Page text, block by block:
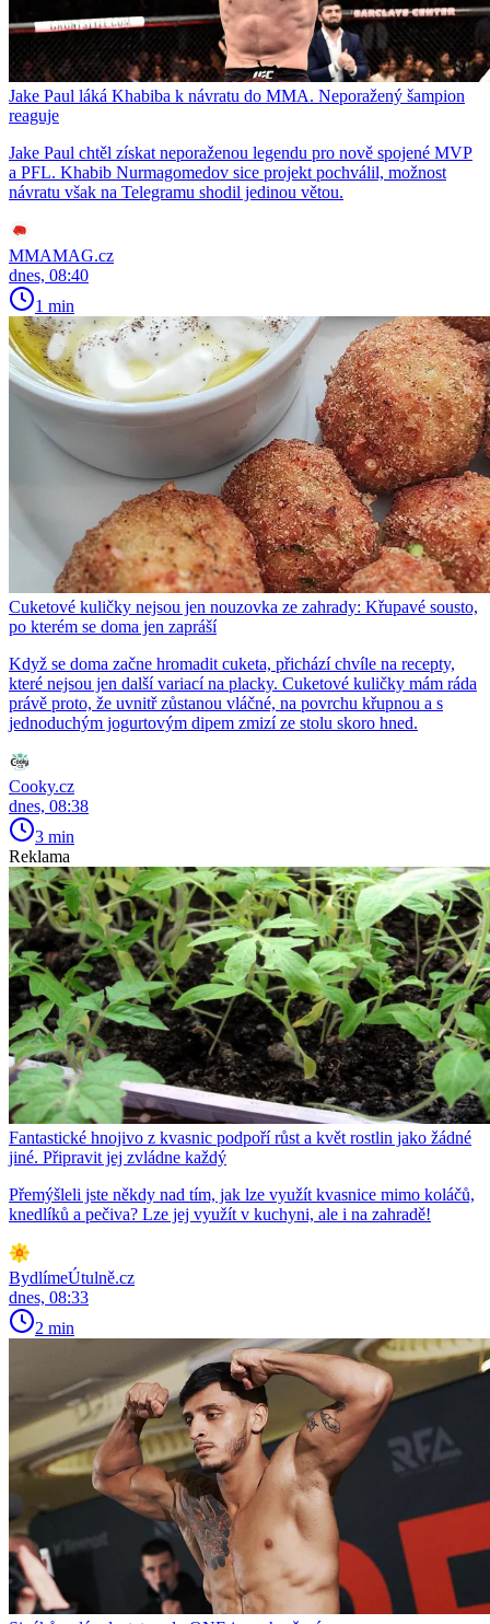
Jake Paul láká Khabiba k návratu do MMA. Neporažený šampion
reaguje
Jake Paul chtěl získat neporaženou legendu pro nově spojené MVP
a PFL. Khabib Nurmagomedov sice projekt pochválil, možnost
návratu však na Telegramu shodil jedinou větou.
MMAMAG.cz
dnes, 08:40
1 min
Cuketové kuličky nejsou jen nouzovka ze zahrady: Křupavé sousto,
po kterém se doma jen zapráší
Když se doma začne hromadit cuketa, přichází chvíle na recepty,
které nejsou jen další variací na placky. Cuketové kuličky mám ráda
právě proto, že uvnitř zůstanou vláčné, na povrchu křupnou a s
jednoduchým jogurtovým dipem zmizí ze stolu skoro hned.
Cooky.cz
dnes, 08:38
3 min
Reklama
Fantastické hnojivo z kvasnic podpoří růst a květ rostlin jako žádné
jiné. Připravit jej zvládne každý
Přemýšleli jste někdy nad tím, jak lze využít kvasnice mimo koláčů,
knedlíků a pečiva? Lze jej využít v kuchyni, ale i na zahradě!
BydlímeÚtulně.cz
dnes, 08:33
2 min